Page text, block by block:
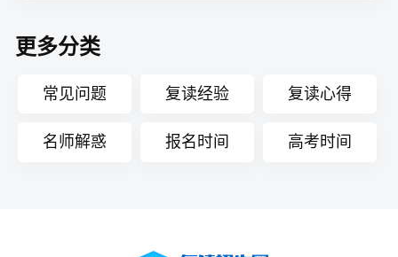
家长的高度重视。湖南作为高
籍的审核日趋严格，盲目回流
等问题。
更多分类
常见问题 复读经验 复读心得
名师解惑 报名时间 高考时间